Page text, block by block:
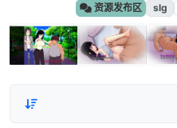
资源发布区 slg